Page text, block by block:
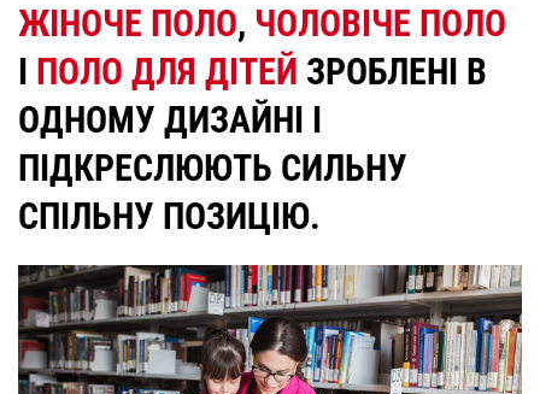
ЖІНОЧЕ ПОЛО, ЧОЛОВІЧЕ ПОЛО
І ПОЛО ДЛЯ ДІТЕЙ ЗРОБЛЕНІ В
ОДНОМУ ДИЗАЙНІ І
ПІДКРЕСЛЮЮТЬ СИЛЬНУ
СПІЛЬНУ ПОЗИЦІЮ.